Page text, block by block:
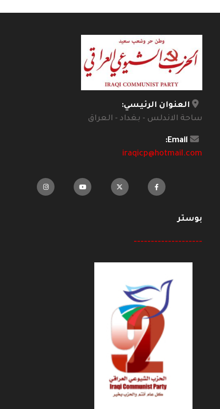
العنوان الرئيسي:
ساحة الاندلس - بغداد - العراق
Email:
iraqicp@hotmail.com
بوستر
--------------------